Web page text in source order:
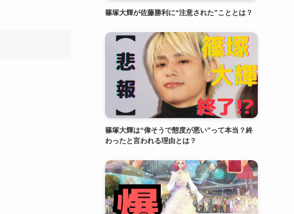
篠塚大輝が佐藤勝利に“注意された”こととは？
篠塚大輝は“偉そうで態度が悪い”って本当？終
わったと言われる理由とは？